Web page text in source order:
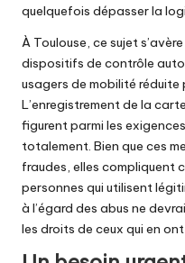
quelquefois dépasser la
À Toulouse, ce sujet
dispositifs de contrôle
usagers de mobilité
L’enregistrement de la
figurent parmi les
totalement. Bien que ces
fraudes, elles compliquent
personnes qui utilisent
à l’égard des abus ne
les droits de ceux qui en